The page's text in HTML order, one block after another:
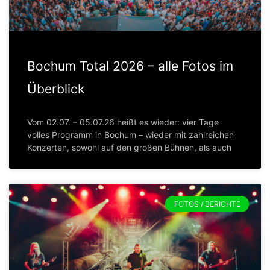
Bochum Total 2026 – alle Fotos im
Überblick
Vom 02.07. – 05.07.26 heißt es wieder: vier Tage
volles Programm in Bochum – wieder mit zahlreichen
Konzerten, sowohl auf den großen Bühnen, als auch
FOTOS / BERICHTE